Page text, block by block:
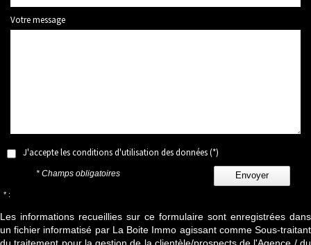
Votre message
J'accepte les conditions d'utilisation des données (*)
Envoyer
* Champs obligatoires
* :
Les informations recueillies sur ce formulaire sont enregistrées dans
un fichier informatisé par La Boite Immo agissant comme Sous-traitant